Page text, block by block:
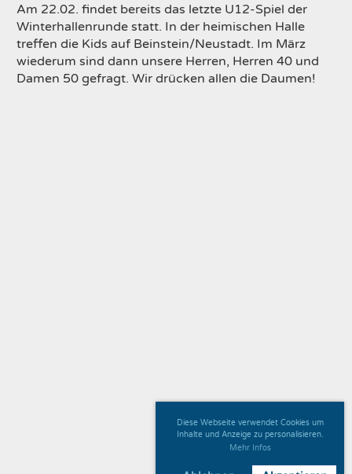
Diese Webseite verwendet Cookies um
Inhalte und Anzeige zu personalisieren.
Mehr Infos
Am 22.02. findet bereits das letzte U12-Spiel der
Winterhallenrunde statt. In der heimischen Halle
treffen die Kids auf Beinstein/Neustadt. Im März
wiederum sind dann unsere Herren, Herren 40 und
Damen 50 gefragt. Wir drücken allen die Daumen!